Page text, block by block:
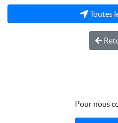
Toutes
Pour nous